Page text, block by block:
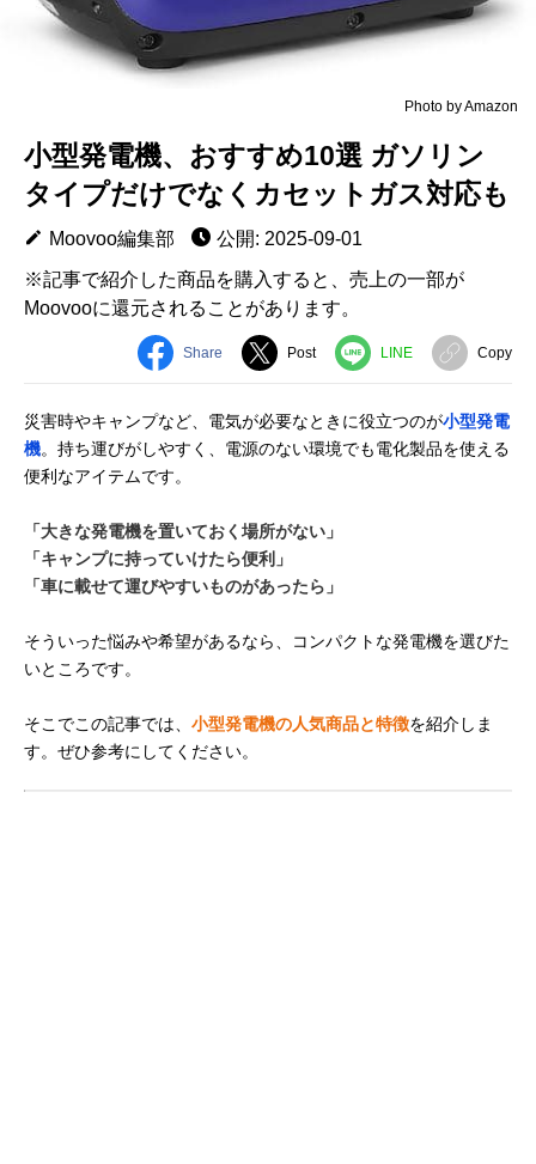
Photo by Amazon
小型発電機、おすすめ10選 ガソリン
タイプだけでなくカセットガス対応も
Moovoo編集部
公開: 2025-09-01
※記事で紹介した商品を購入すると、売上の一部が
Moovooに還元されることがあります。
Share Post LINE Copy
災害時やキャンプなど、電気が必要なときに役立つのが小型発電
機。持ち運びがしやすく、電源のない環境でも電化製品を使える
便利なアイテムです。
「大きな発電機を置いておく場所がない」
「キャンプに持っていけたら便利」
「車に載せて運びやすいものがあったら」
そういった悩みや希望があるなら、コンパクトな発電機を選びた
いところです。
そこでこの記事では、 小型発電機の人気商品と特徴を紹介しま
す。ぜひ参考にしてください。